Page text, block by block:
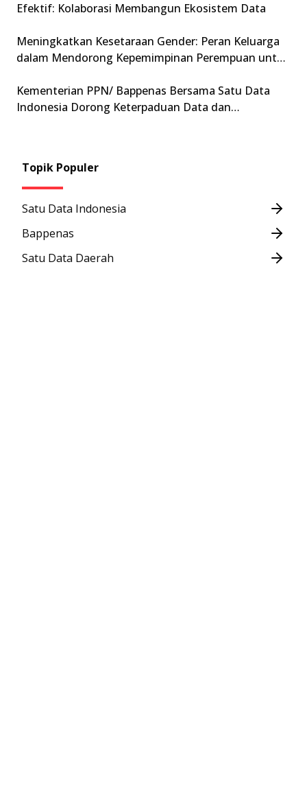
Efektif: Kolaborasi Membangun Ekosistem Data
Meningkatkan Kesetaraan Gender: Peran Keluarga
dalam Mendorong Kepemimpinan Perempuan untuk
Kementerian PPN/ Bappenas Bersama Satu Data
Indonesia Dorong Keterpaduan Data dan
Topik Populer
Satu Data Indonesia
Bappenas
Satu Data Daerah